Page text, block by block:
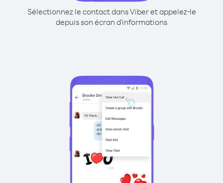
Sélectionnez le contact dans Viber et appelez-le
depuis son écran d'informations